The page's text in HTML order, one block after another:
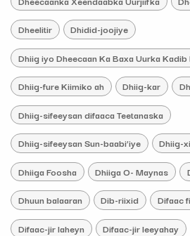
Dheelitir Dhidid-joojiye
Dhiig iyo Dheecaan Ka Baxa Uurka Kadib
Dhiig-fure Kiimiko ah Dhiig-kar
Dhiig-sifeeysan difaaca Teetanaska
Dhiig-sifeeysan Sun-baabi’iye Dhiig-
Dhiiga Foosha Dhiiga O- Maynas
Dhuun balaaran Dib-riixid Difaac
Difaac-jir laheyn Difaac-jir leeyahay